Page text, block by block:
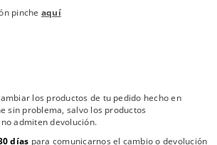
pinche aquí
los productos de tu pedido hecho en
sin problema, salvo los productos
admiten devolución.
días para comunicarnos el cambio o devolución